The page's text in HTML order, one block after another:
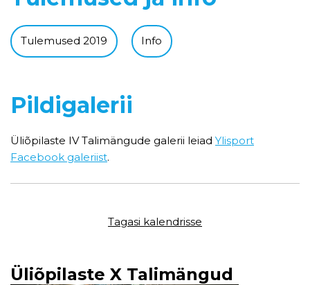
Üliõpilaste X Talimängud
Tulemused 2019 Info
Pildigalerii
Üliõpilaste IV Talimängude galerii leiad Ylisport
Facebook galeriist.
Tagasi kalendrisse